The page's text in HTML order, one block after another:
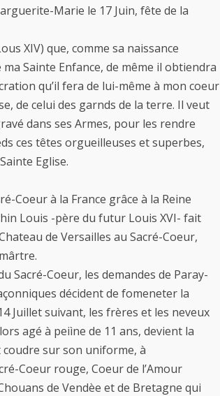
Marie le 17 Juin, fête de la
XIV) que, comme sa naissance
Sainte Enfance, de même il obtiendra
qu’il fera de lui-même à mon coeur
de celui des garnds de la terre. Il veut
dans ses Armes, pour les rendre
ces têtes orgueilleuses et superbes,
Eglise.
Coeur à la France grâce à la Reine
Louis -père du futur Louis XVI- fait
de Versailles au Sacré-Coeur,
Sacré-Coeur, les demandes de Paray-
décident de fomeneter la
Juillet suivant, les frères et les neveux
agé à peiìne de 11 ans, devient la
coudre sur son uniforme, à
Coeur rouge, Coeur de l’Amour
de Vendèe et de Bretagne qui